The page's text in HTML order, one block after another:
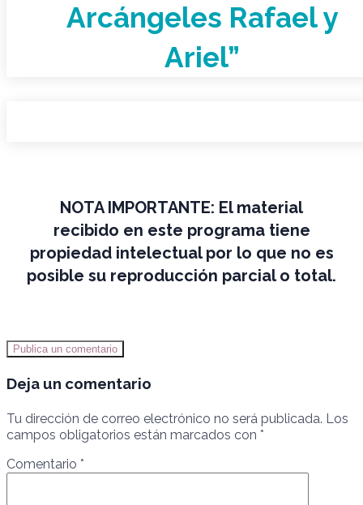
Arcángeles Rafael y
Ariel”
NOTA IMPORTANTE: El material
recibido en este programa tiene
propiedad intelectual por lo que no es
posible su reproducción parcial o total.
Publica un comentario
Deja un comentario
Tu dirección de correo electrónico no será publicada. Los
campos obligatorios están marcados con *
Comentario *